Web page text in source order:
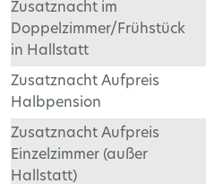
Zusatznacht im
Doppelzimmer/Frühstück
in Hallstatt
Zusatznacht Aufpreis
Halbpension
Zusatznacht Aufpreis
Einzelzimmer (außer
Hallstatt)